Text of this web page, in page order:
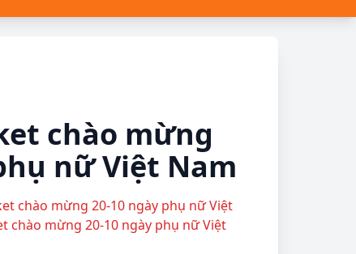
chào mừng
nữ Việt Nam
chào mừng 20-10 ngày phụ nữ Việt
chào mừng 20-10 ngày phụ nữ Việt